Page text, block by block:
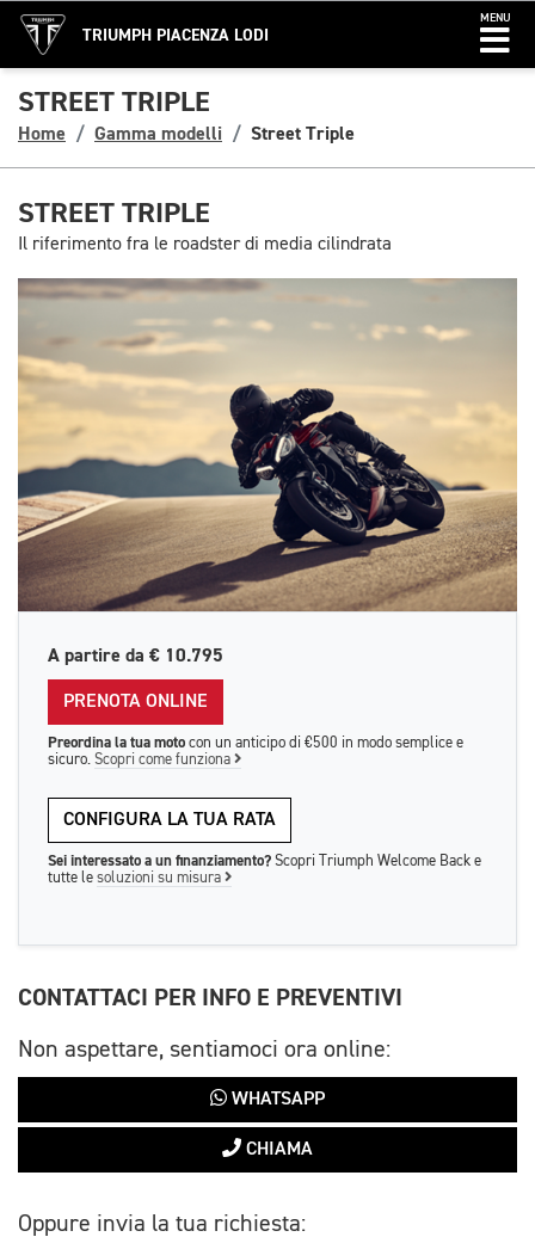
TRIUMPH PIACENZA LODI
MENU
STREET TRIPLE
Home Gamma modelli Street Triple
STREET TRIPLE
Il riferimento fra le roadster di media cilindrata
A partire da € 10.795
PRENOTA ONLINE
Preordina la tua moto con un anticipo di €500 in modo semplice e
sicuro. Scopri come funziona
CONFIGURA LA TUA RATA
Sei interessato a un finanziamento? Scopri Triumph Welcome Back e
tutte le soluzioni su misura
CONTATTACI PER INFO E PREVENTIVI
Non aspettare, sentiamoci ora online:
WHATSAPP
CHIAMA
Oppure invia la tua richiesta: